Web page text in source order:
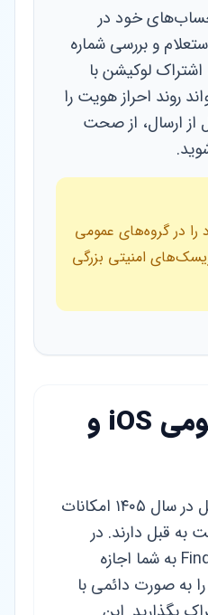
خود در
و بررسی شماره
اشتراک لوکیشن با
روند احراز هویت را
از ارسال، از صحت
را در گروه‌های عمومی
امنیتی بزرگی
قابلیت‌های بومی iOS و
سیستم‌عامل‌های موبایل در سال ۱۴۰۵ امکانات
به قبل دارند. در
آیفون، اپلیکیشن Find My به شما اجازه
به صورت دائمی با